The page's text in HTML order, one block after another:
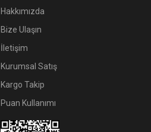
Hakkımızda
Bize Ulaşın
İletişim
Kurumsal Satış
Kargo Takip
Puan Kullanımı